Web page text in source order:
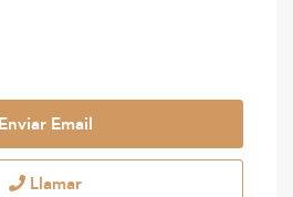
Enviar Email
Llamar